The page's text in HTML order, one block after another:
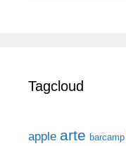
Tagcloud
apple arte barcamp